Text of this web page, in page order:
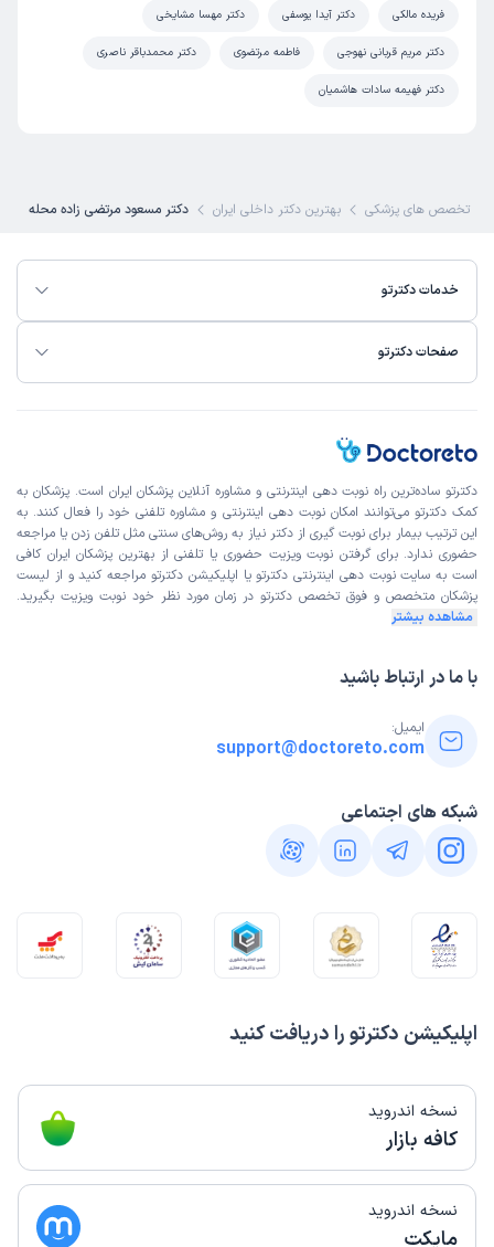
فریده مالکی دکتر آیدا یوسفی دکتر مهسا مشایخی
دکتر مریم قربانی نهوجی فاطمه مرتضوی دکتر محمدباقر ناصری
دکتر فهیمه سادات هاشمیان
تخصص های پزشکی بهترین دکتر داخلی ایران دکتر مسعود مرتضی زاده محله
خدمات دکترتو
صفحات دکترتو
اپلیکیشن دکترتو را دریافت کنید
نسخه اندروید
کافه بازار
نسخه اندروید
مایکت
دکترتو ساده‌ترین راه نوبت‌ دهی اینترنتی و مشاوره آنلاین پزشکان ایران است. پزشکان به
کمک دکترتو می‌توانند امکان نوبت دهی اینترنتی و مشاوره تلفنی خود را فعال کنند. به
این ترتیب بیمار برای نوبت گیری از دکتر نیاز به روش‌های سنتی مثل تلفن زدن یا مراجعه
حضوری ندارد. برای گرفتن نوبت ویزیت حضوری یا تلفنی از بهترین پزشکان ایران کافی
است به سایت نوبت دهی اینترنتی دکترتو یا اپلیکیشن دکترتو مراجعه کنید و از لیست
پزشکان متخصص و فوق تخصص دکترتو در زمان مورد نظر خود نوبت ویزیت بگیرید.
مشاهده بیشتر
با ما در ارتباط باشید
ایمیل:
support@doctoreto.com
شبکه های اجتماعی